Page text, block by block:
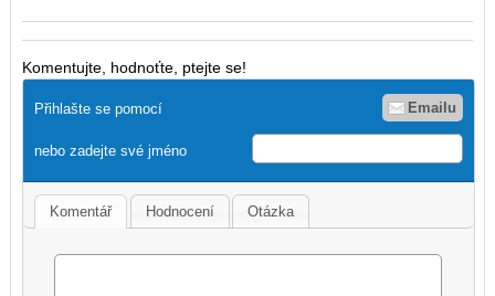
Komentujte, hodnoťte, ptejte se!
Přihlašte se pomocí Emailu
nebo zadejte své jméno
Komentář Hodnocení Otázka